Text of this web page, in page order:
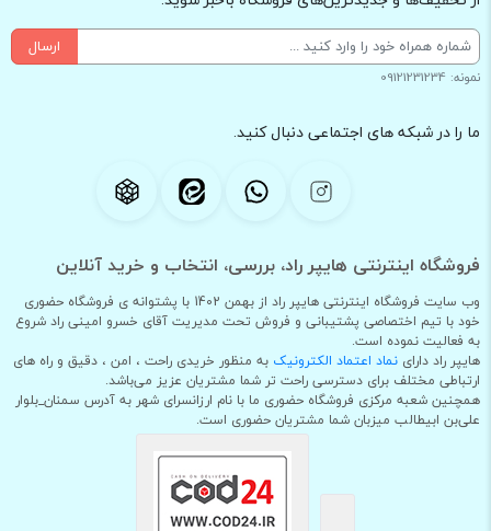
ارسال
نمونه: 09121231234
ما را در شبکه های اجتماعی دنبال کنید.
فروشگاه اینترنتی هایپر راد، بررسی، انتخاب و خرید آنلاین
وب سایت فروشگاه اینترنتی هایپر راد از بهمن 1402 با پشتوانه ی فروشگاه حضوری
خود با تیم اختصاصی پشتیبانی و فروش تحت مدیریت آقای خسرو امینی راد شروع
به فعالیت نموده است.
هایپر راد دارای نماد اعتماد الکترونیک به منظور خریدی راحت ، امن ، دقیق و راه های
ارتباطی مختلف برای دسترسی راحت تر شما مشتریان عزیز می‌باشد.
همچنین شعبه مرکزی فروشگاه حضوری ما با نام ارزانسرای شهر به آدرس سمنان_بلوار
علی‌بن ابیطالب میزبان شما مشتریان حضوری است.